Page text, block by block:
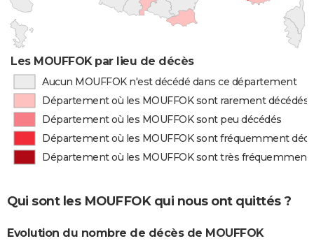
Les MOUFFOK par lieu de décès
Aucun MOUFFOK n'est décédé dans ce département
Département où les MOUFFOK sont rarement décédés
Département où les MOUFFOK sont peu décédés
Département où les MOUFFOK sont fréquemment
Département où les MOUFFOK sont très fréquemment
Qui sont les MOUFFOK qui nous ont quittés ?
Evolution du nombre de décès de MOUFFOK